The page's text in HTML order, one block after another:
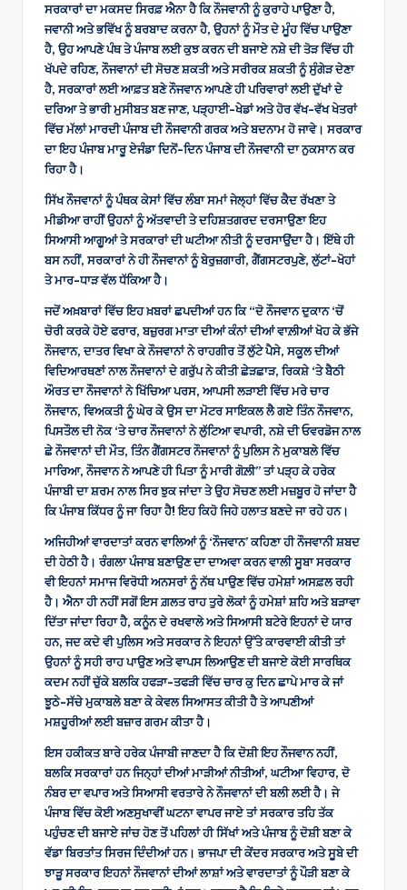
ਸਰਕਾਰਾਂ ਦਾ ਮਕਸਦ ਸਿਰਫ਼ ਐਨਾ ਹੈ ਕਿ ਨੌਜਵਾਨੀ ਨੂੰ ਕੁਰਾਹੇ ਪਾਉਣਾ ਹੈ,
ਜਵਾਨੀ ਅਤੇ ਭਵਿੱਖ ਨੂੰ ਬਰਬਾਦ ਕਰਨਾ ਹੈ, ਉਹਨਾਂ ਨੂੰ ਮੌਤ ਦੇ ਮੂੰਹ ਵਿੱਚ ਪਾਉਣਾ
ਹੈ, ਉਹ ਆਪਣੇ ਪੰਥ ਤੇ ਪੰਜਾਬ ਲਈ ਕੁਝ ਕਰਨ ਦੀ ਬਜਾਏ ਨਸ਼ੇ ਦੀ ਤੋੜ ਵਿੱਚ ਹੀ
ਖੱਪਦੇ ਰਹਿਣ, ਨੌਜਵਾਨਾਂ ਦੀ ਸੋਚਣ ਸ਼ਕਤੀ ਅਤੇ ਸਰੀਰਕ ਸ਼ਕਤੀ ਨੂੰ ਸੁੰਗੇੜ ਦੇਣਾ
ਹੈ, ਸਰਕਾਰਾਂ ਲਈ ਆਫ਼ਤ ਬਣੇ ਨੌਜਵਾਨ ਆਪਣੇ ਹੀ ਪਰਿਵਾਰਾਂ ਲਈ ਦੁੱਖਾਂ ਦੇ
ਦਰਿਆ ਤੇ ਭਾਰੀ ਮੁਸੀਬਤ ਬਣ ਜਾਣ, ਪੜ੍ਹਾਈ-ਖੇਡਾਂ ਅਤੇ ਹੋਰ ਵੱਖ-ਵੱਖ ਖੇਤਰਾਂ
ਵਿੱਚ ਮੱਲਾਂ ਮਾਰਦੀ ਪੰਜਾਬ ਦੀ ਨੌਜਵਾਨੀ ਗਰਕ ਅਤੇ ਬਦਨਾਮ ਹੋ ਜਾਵੇ। ਸਰਕਾਰ
ਦਾ ਇਹ ਪੰਜਾਬ ਮਾਰੂ ਏਜੰਡਾ ਦਿਨੋਂ-ਦਿਨ ਪੰਜਾਬ ਦੀ ਨੌਜਵਾਨੀ ਦਾ ਨੁਕਸਾਨ ਕਰ
ਰਿਹਾ ਹੈ।
ਸਿੱਖ ਨੌਜਵਾਨਾਂ ਨੂੰ ਪੰਥਕ ਕੇਸਾਂ ਵਿੱਚ ਲੰਬਾ ਸਮਾਂ ਜੇਲ੍ਹਾਂ ਵਿੱਚ ਕੈਦ ਰੱਖਣਾ ਤੇ
ਮੀਡੀਆ ਰਾਹੀਂ ਉਹਨਾਂ ਨੂੰ ਅੱਤਵਾਦੀ ਤੇ ਦਹਿਸ਼ਤਗਰਦ ਦਰਸਾਉਣਾ ਇਹ
ਸਿਆਸੀ ਆਗੂਆਂ ਤੇ ਸਰਕਾਰਾਂ ਦੀ ਘਟੀਆ ਨੀਤੀ ਨੂੰ ਦਰਸਾਉਂਦਾ ਹੈ। ਇੱਥੇ ਹੀ
ਬਸ ਨਹੀਂ, ਸਰਕਾਰਾਂ ਨੇ ਹੀ ਨੌਜਵਾਨਾਂ ਨੂੰ ਬੇਰੁਜ਼ਗਾਰੀ, ਗੈਂਗਸਟਰਪੁਣੇ, ਲੁੱਟਾਂ-ਖੋਹਾਂ
ਤੇ ਮਾਰ-ਧਾੜ ਵੱਲ ਧੱਕਿਆ ਹੈ।
ਜਦੋਂ ਅਖ਼ਬਾਰਾਂ ਵਿੱਚ ਇਹ ਖ਼ਬਰਾਂ ਛਪਦੀਆਂ ਹਨ ਕਿ “ਦੋ ਨੌਜਵਾਨ ਦੁਕਾਨ ‘ਚੋਂ
ਚੋਰੀ ਕਰਕੇ ਹੋਏ ਫਰਾਰ, ਬਜ਼ੁਰਗ ਮਾਤਾ ਦੀਆਂ ਕੰਨਾਂ ਦੀਆਂ ਵਾਲ਼ੀਆਂ ਖੋਹ ਕੇ ਭੱਜੇ
ਨੌਜਵਾਨ, ਦਾਤਰ ਵਿਖਾ ਕੇ ਨੌਜਵਾਨਾਂ ਨੇ ਰਾਹਗੀਰ ਤੋਂ ਲੁੱਟੇ ਪੈਸੇ, ਸਕੂਲ ਦੀਆਂ
ਵਿਦਿਆਰਥਣਾਂ ਨਾਲ ਨੌਜਵਾਨਾਂ ਦੇ ਗਰੁੱਪ ਨੇ ਕੀਤੀ ਛੇੜਛਾੜ, ਰਿਕਸ਼ੇ ‘ਤੇ ਬੈਠੀ
ਔਰਤ ਦਾ ਨੌਜਵਾਨਾਂ ਨੇ ਖਿੱਚਿਆ ਪਰਸ, ਆਪਸੀ ਲੜਾਈ ਵਿੱਚ ਮਰੇ ਚਾਰ
ਨੌਜਵਾਨ, ਵਿਅਕਤੀ ਨੂੰ ਘੇਰ ਕੇ ਉਸ ਦਾ ਮੋਟਰ ਸਾਇਕਲ ਲੈ ਗਏ ਤਿੰਨ ਨੌਜਵਾਨ,
ਪਿਸਤੌਲ ਦੀ ਨੋਕ ‘ਤੇ ਚਾਰ ਨੌਜਵਾਨਾਂ ਨੇ ਲੁੱਟਿਆ ਵਪਾਰੀ, ਨਸ਼ੇ ਦੀ ਓਵਰਡੋਜ ਨਾਲ
ਛੇ ਨੌਜਵਾਨਾਂ ਦੀ ਮੌਤ, ਤਿੰਨ ਗੈਂਗਸਟਰ ਨੌਜਵਾਨਾਂ ਨੂੰ ਪੁਲਿਸ ਨੇ ਮੁਕਾਬਲੇ ਵਿੱਚ
ਮਾਰਿਆ, ਨੌਜਵਾਨ ਨੇ ਆਪਣੇ ਹੀ ਪਿਤਾ ਨੂੰ ਮਾਰੀ ਗੋਲ਼ੀ” ਤਾਂ ਪੜ੍ਹ ਕੇ ਹਰੇਕ
ਪੰਜਾਬੀ ਦਾ ਸ਼ਰਮ ਨਾਲ ਸਿਰ ਝੁਕ ਜਾਂਦਾ ਤੇ ਉਹ ਸੋਚਣ ਲਈ ਮਜ਼ਬੂਰ ਹੋ ਜਾਂਦਾ ਹੈ
ਕਿ ਪੰਜਾਬ ਕਿੱਧਰ ਨੂੰ ਜਾ ਰਿਹਾ ਹੈ! ਇਹ ਕਿਹੋ ਜਿਹੇ ਹਲਾਤ ਬਣਦੇ ਜਾ ਰਹੇ ਹਨ।
ਅਜਿਹੀਆਂ ਵਾਰਦਾਤਾਂ ਕਰਨ ਵਾਲਿਆਂ ਨੂੰ ‘ਨੌਜਵਾਨ’ ਕਹਿਣਾ ਹੀ ਨੌਜਵਾਨੀ ਸ਼ਬਦ
ਦੀ ਹੇਠੀ ਹੈ। ਰੰਗਲਾ ਪੰਜਾਬ ਬਣਾਉਣ ਦਾ ਦਾਅਵਾ ਕਰਨ ਵਾਲੀ ਸੂਬਾ ਸਰਕਾਰ
ਵੀ ਇਹਨਾਂ ਸਮਾਜ ਵਿਰੋਧੀ ਅਨਸਰਾਂ ਨੂੰ ਨੱਥ ਪਾਉਣ ਵਿੱਚ ਹਮੇਸ਼ਾਂ ਅਸਫ਼ਲ ਰਹੀ
ਹੈ। ਐਨਾ ਹੀ ਨਹੀਂ ਸਗੋਂ ਇਸ ਗ਼ਲਤ ਰਾਹ ਤੁਰੇ ਲੋਕਾਂ ਨੂੰ ਹਮੇਸ਼ਾਂ ਸ਼ਹਿ ਅਤੇ ਬੜਾਵਾ
ਦਿੱਤਾ ਜਾਂਦਾ ਰਿਹਾ ਹੈ, ਕਨੂੰਨ ਦੇ ਰਖਵਾਲੇ ਅਤੇ ਸਿਆਸੀ ਬਟੇਰੇ ਇਹਨਾਂ ਦੇ ਯਾਰ
ਹਨ, ਜਦ ਕਦੇ ਵੀ ਪੁਲਿਸ ਅਤੇ ਸਰਕਾਰ ਨੇ ਇਹਨਾਂ ਉੱਤੇ ਕਾਰਵਾਈ ਕੀਤੀ ਤਾਂ
ਉਹਨਾਂ ਨੂੰ ਸਹੀ ਰਾਹ ਪਾਉਣ ਅਤੇ ਵਾਪਸ ਲਿਆਉਣ ਦੀ ਬਜਾਏ ਕੋਈ ਸਾਰਥਿਕ
ਕਦਮ ਨਹੀਂ ਚੁੱਕੇ ਬਲਕਿ ਹਫੜਾ-ਤਫੜੀ ਵਿੱਚ ਚਾਰ ਕੁ ਦਿਨ ਛਾਪੇ ਮਾਰ ਕੇ ਜਾਂ
ਝੂਠੇ-ਸੱਚੇ ਮੁਕਾਬਲੇ ਬਣਾ ਕੇ ਕੇਵਲ ਸਿਆਸਤ ਕੀਤੀ ਹੈ ਤੇ ਆਪਣੀਆਂ
ਮਸ਼ਹੂਰੀਆਂ ਲਈ ਬਜ਼ਾਰ ਗਰਮ ਕੀਤਾ ਹੈ।
ਇਸ ਹਕੀਕਤ ਬਾਰੇ ਹਰੇਕ ਪੰਜਾਬੀ ਜਾਣਦਾ ਹੈ ਕਿ ਦੋਸ਼ੀ ਇਹ ਨੌਜਵਾਨ ਨਹੀਂ,
ਬਲਕਿ ਸਰਕਾਰਾਂ ਹਨ ਜਿਨ੍ਹਾਂ ਦੀਆਂ ਮਾੜੀਆਂ ਨੀਤੀਆਂ, ਘਟੀਆ ਵਿਹਾਰ, ਦੋ
ਨੰਬਰ ਦਾ ਵਪਾਰ ਅਤੇ ਸਿਆਸੀ ਵਰਤਾਰੇ ਨੇ ਨੌਜਵਾਨਾਂ ਦੀ ਬਲੀ ਲਈ ਹੈ। ਜੇ
ਪੰਜਾਬ ਵਿੱਚ ਕੋਈ ਅਣਸੁਖਾਵੀਂ ਘਟਨਾ ਵਾਪਰ ਜਾਏ ਤਾਂ ਸਰਕਾਰ ਤਹਿ ਤੱਕ
ਪਹੁੰਚਣ ਦੀ ਬਜਾਏ ਜਾਂਚ ਹੋਣ ਤੋਂ ਪਹਿਲਾਂ ਹੀ ਸਿੱਖਾਂ ਅਤੇ ਪੰਜਾਬ ਨੂੰ ਦੋਸ਼ੀ ਬਣਾ ਕੇ
ਵੱਡਾ ਬਿਰਤਾਂਤ ਸਿਰਜ ਦਿੰਦੀਆਂ ਹਨ। ਭਾਜਪਾ ਦੀ ਕੇਂਦਰ ਸਰਕਾਰ ਅਤੇ ਸੂਬੇ ਦੀ
ਝਾੜੂ ਸਰਕਾਰ ਇਹਨਾਂ ਨੌਜਵਾਨਾਂ ਦੀਆਂ ਲਾਸ਼ਾਂ ਅਤੇ ਵਾਰਦਾਤਾਂ ਨੂੰ ਪੌੜੀ ਬਣਾ ਕੇ